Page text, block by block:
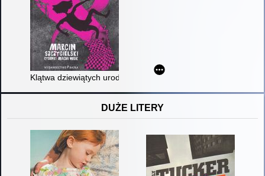
Klątwa dziewiątych urodzin
DUŻE LITERY